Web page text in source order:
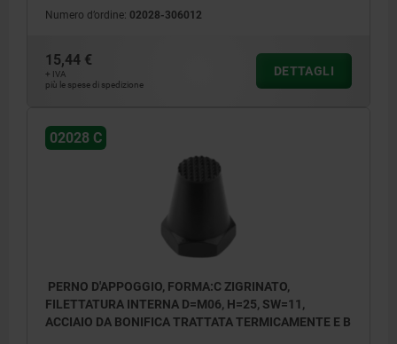
Numero d’ordine: 02028-306012
15,44 €
+ IVA
più le spese di spedizione
DETTAGLI
02028 C
PERNO D'APPOGGIO, FORMA:C ZIGRINATO,
FILETTATURA INTERNA D=M06, H=25, SW=11,
ACCIAIO DA BONIFICA TRATTATA TERMICAMENTE E B